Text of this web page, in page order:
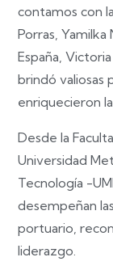
contamos con
Porras,
España,
brindó valiosas
enriquecieron
Desde la
Universidad
Tecnología -
desempeñan
portuario,
liderazgo.